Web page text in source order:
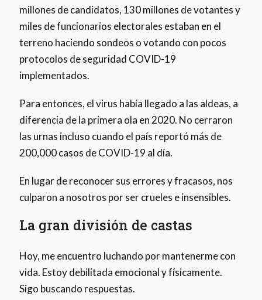
millones de candidatos, 130 millones de votantes y
miles de funcionarios electorales estaban en el
terreno haciendo sondeos o votando con pocos
protocolos de seguridad COVID-19
implementados.
Para entonces, el virus había llegado a las aldeas, a
diferencia de la primera ola en 2020. No cerraron
las urnas incluso cuando el país reportó más de
200,000 casos de COVID-19 al día.
En lugar de reconocer sus errores y fracasos, nos
culparon a nosotros por ser crueles e insensibles.
La gran división de castas
Hoy, me encuentro luchando por mantenerme con
vida. Estoy debilitada emocional y físicamente.
Sigo buscando respuestas.